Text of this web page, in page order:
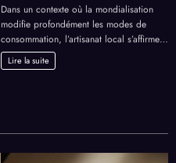
Dans un contexte où la mondialisation
modifie profondément les modes de
consommation, l’artisanat local s’affirme…
Lire la suite